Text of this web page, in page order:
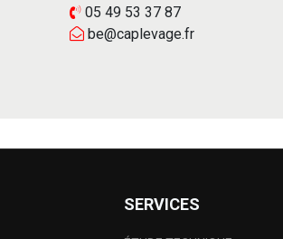
05 49 53 37 87
be@caplevage.fr
SERVICES